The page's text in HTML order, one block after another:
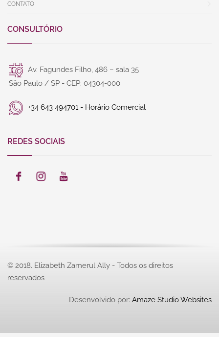
CONTATO
CONSULTÓRIO
Av. Fagundes Filho, 486 – sala 35
São Paulo / SP - CEP: 04304-000
+34 643 494701 - Horário Comercial
REDES SOCIAIS
© 2018. Elizabeth Zamerul Ally - Todos os direitos
reservados
Desenvolvido por: Amaze Studio Websites